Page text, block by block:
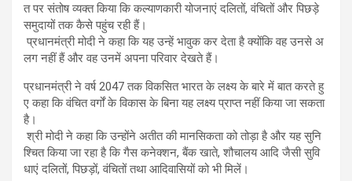
त पर संतोष व्यक्त किया कि कल्याणकारी योजनाएं दलितों, वंचितों और पिछड़े
समुदायों तक कैसे पहुंच रही हैं।
प्रधानमंत्री मोदी ने कहा कि यह उन्हें भावुक कर देता है क्योंकि वह उनसे अ
लग नहीं हैं और वह उनमें अपना परिवार देखते हैं।
प्रधानमंत्री ने वर्ष 2047 तक विकसित भारत के लक्ष्य के बारे में बात करते हु
ए कहा कि वंचित वर्गों के विकास के बिना यह लक्ष्य प्राप्त नहीं किया जा सकता
है।
श्री मोदी ने कहा कि उन्होंने अतीत की मानसिकता को तोड़ा है और यह सुनि
श्चित किया जा रहा है कि गैस कनेक्शन, बैंक खाते, शौचालय आदि जैसी सुवि
धाएं दलितों, पिछड़ों, वंचितों तथा आदिवासियों को भी मिलें।